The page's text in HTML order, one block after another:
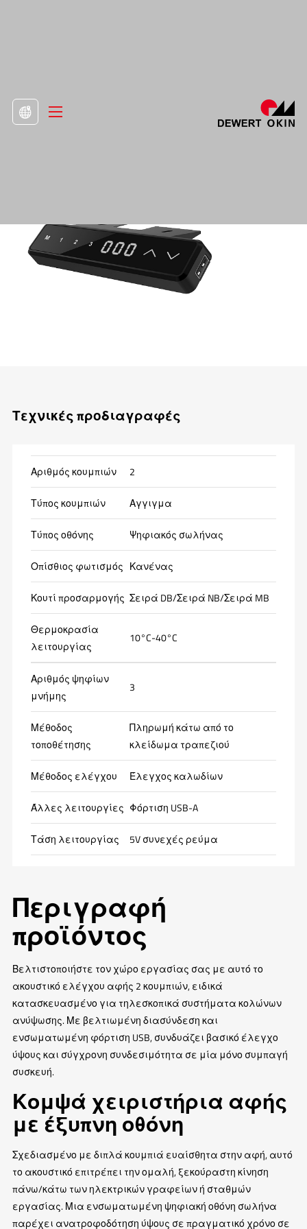
Τεχνικές προδιαγραφές
Αριθμός κουμπιών 2
Τύπος κουμπιών Αγγιγμα
Τύπος οθόνης Ψηφιακός σωλήνας
Οπίσθιος φωτισμός Κανένας
Κουτί προσαρμογής Σειρά DB/Σειρά NB/Σειρά MB
Θερμοκρασία
λειτουργίας
10°C-40°C
Αριθμός ψηφίων
μνήμης
3
Μέθοδος
τοποθέτησης
Πληρωμή κάτω από το
κλείδωμα τραπεζιού
Μέθοδος ελέγχου Έλεγχος καλωδίων
Άλλες λειτουργίες Φόρτιση USB-A
Τάση λειτουργίας 5V συνεχές ρεύμα
Περιγραφή
προϊόντος
Βελτιστοποιήστε τον χώρο εργασίας σας με αυτό το
ακουστικό ελέγχου αφής 2 κουμπιών, ειδικά
κατασκευασμένο για τηλεσκοπικά συστήματα κολώνων
ανύψωσης. Με βελτιωμένη διασύνδεση και
ενσωματωμένη φόρτιση USB, συνδυάζει βασικό έλεγχο
ύψους και σύγχρονη συνδεσιμότητα σε μία μόνο συμπαγή
συσκευή.
Κομψά χειριστήρια αφής
με έξυπνη οθόνη
Σχεδιασμένο με διπλά κουμπιά ευαίσθητα στην αφή, αυτό
το ακουστικό επιτρέπει την ομαλή, ξεκούραστη κίνηση
πάνω/κάτω των ηλεκτρικών γραφείων ή σταθμών
εργασίας. Μια ενσωματωμένη ψηφιακή οθόνη σωλήνα
παρέχει ανατροφοδότηση ύψους σε πραγματικό χρόνο σε